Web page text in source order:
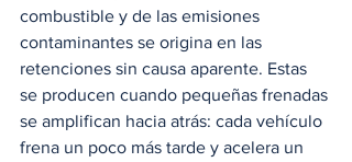
combustible y de las emisiones
contaminantes se origina en las
retenciones sin causa aparente. Estas
se producen cuando pequeñas frenadas
se amplifican hacia atrás: cada vehículo
frena un poco más tarde y acelera un